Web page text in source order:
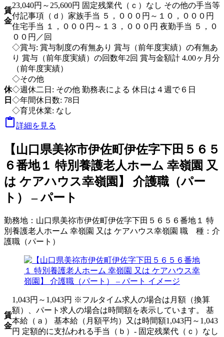
賃
金
23,040円～25,600円 固定残業代（ｃ）なし その他の手当等
付記事項（ｄ）家族手当 ５，０００円～１０，０００円
住宅手当 １，０００円～１３，０００円 夜勤手当 ５，０
００円／回
◇賞与: 賞与制度の有無あり 賞与（前年度実績）の有無あ
り 賞与（前年度実績）の回数年2回 賞与金額計 4.00ヶ月分
（前年度実績）
休
日
◇その他
◇週休二日: その他 勤務表による 休日は４週で６日
◇年間休日数: 78日
◇育児休業: なし
詳細を見る
【山口県美祢市伊佐町伊佐字下田５６５
６番地１ 特別養護老人ホーム 幸嶺園 又
は ケアハウス幸嶺園】 介護職（パー
ト） – パート
勤務地： 山口県美祢市伊佐町伊佐字下田５６５６番地１ 特
別養護老人ホーム 幸嶺園 又は ケアハウス幸嶺園 職 種： 介
護職（パート）
賃
金
1,043円～1,043円 ※フルタイム求人の場合は月額（換算
額）、パート求人の場合は時間額を表示しています。 基
本給（ａ） 基本給（月額平均）又は時間額1,043円～1,043
円 定額的に支払われる手当（ｂ）- 固定残業代（ｃ）なし